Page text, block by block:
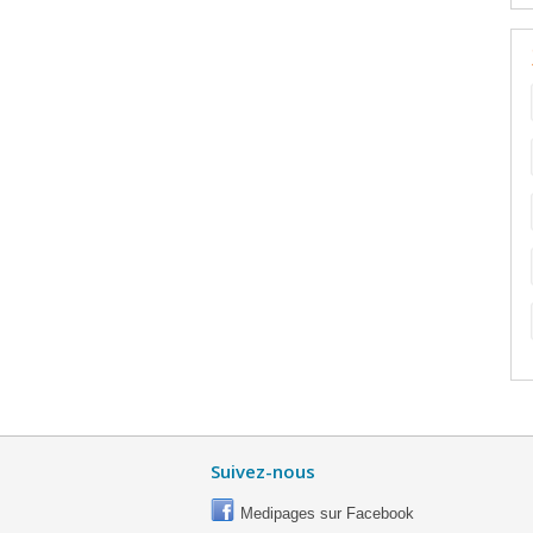
Suivez-nous
Medipages sur Facebook